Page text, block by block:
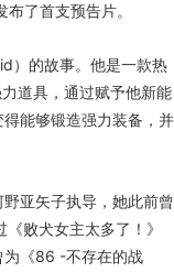
了首支预告片。
）的故事。他是一款热
道具，通过赋予他新能
能够锻造强力装备，并
亚矢子执导，她此前曾
败犬女主太多了！》
为《86 -不存在的战